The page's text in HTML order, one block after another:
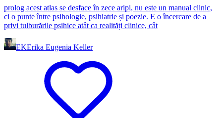
prolog acest atlas se desface în zece aripi, nu este un manual clinic,
ci o punte între psihologie, psihiatrie și poezie. E o încercare de a
privi tulburările psihice atât ca realități clinice, cât
EKErika Eugenia Keller